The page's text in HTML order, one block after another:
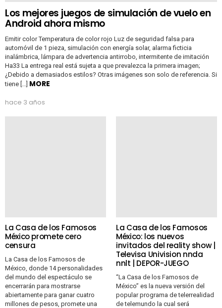
Los mejores juegos de simulación de vuelo en
Android ahora mismo
Emitir color Temperatura de color rojo Luz de seguridad falsa para
automóvil de 1 pieza, simulación con energía solar, alarma ficticia
inalámbrica, lámpara de advertencia antirrobo, intermitente de imitación
Ha33 La entrega real está sujeta a que prevalezca la primera imagen;
¿Debido a demasiados estilos? Otras imágenes son solo de referencia. Si
tiene […] MORE
hace 3 años
La Casa de los Famosos
México promete cero
censura
La Casa de los Famosos de
México, donde 14 personalidades
del mundo del espectáculo se
encerrarán para mostrarse
abiertamente para ganar cuatro
millones de pesos, promete una
La Casa de los Famosos
México: los nuevos
invitados del reality show |
Televisa Univision nnda
nnlt | DEPOR-JUEGO
“La Casa de los Famosos de
México” es la nueva versión del
popular programa de telerrealidad
de telemundo la cual será